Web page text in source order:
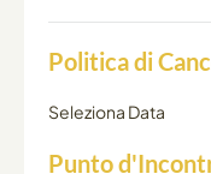
Politica di
Seleziona Data
Punto